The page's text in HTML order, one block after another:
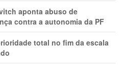
aponta abuso de
contra a autonomia da PF
total no fim da escala